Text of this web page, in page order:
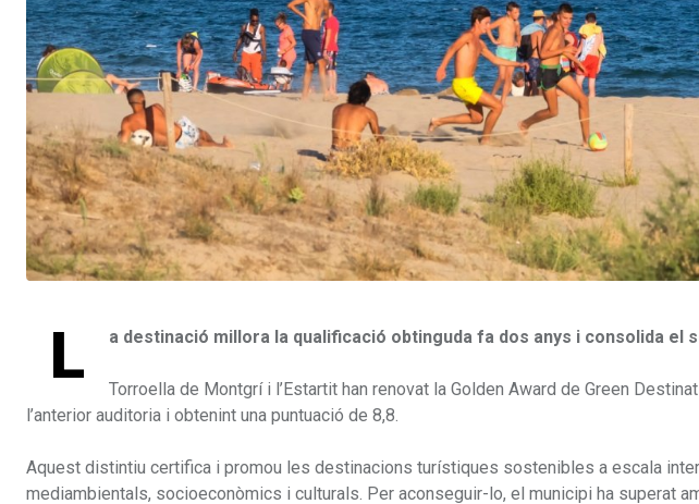
L a destinació millora la qualificació obtinguda fa dos anys i consolida el
Torroella de Montgrí i l’Estartit han renovat la Golden Award de Green
l’anterior auditoria i obtenint una puntuació de 8,8.
Aquest distintiu certifica i promou les destinacions turístiques sostenibles a escala
mediambientals, socioeconòmics i culturals. Per aconseguir-lo, el municipi ha superat